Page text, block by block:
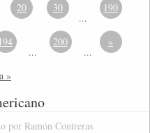
20 30
...
190
194
...
200
...
»
»
por Ramón Contreras